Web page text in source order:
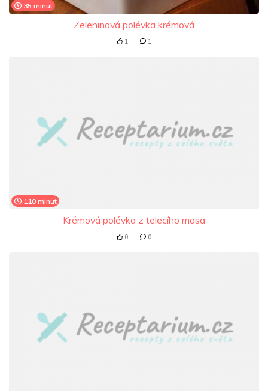
35 minut
Zeleninová polévka krémová
1 1
110 minut
Krémová polévka z telecího masa
0 0